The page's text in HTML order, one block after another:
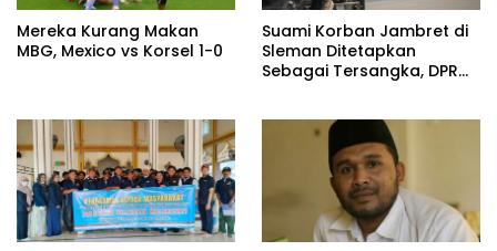
Mereka Kurang Makan
MBG, Mexico vs Korsel 1-0
Suami Korban Jambret di
Sleman Ditetapkan
Sebagai Tersangka, DPR